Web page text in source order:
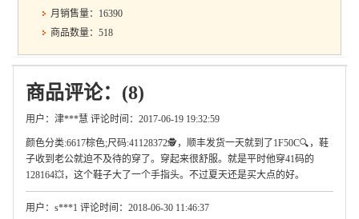
月销售量：16390
商品数量：518
商品评论：(8)
用户：津***慧 评论时间：2017-06-19 19:32:59
颜色分类:6617棕色;尺码:41128372🕵，顺丰发货一天就到了1F50C🔍，鞋
子收到老公就迫不及待的穿了。穿起来很舒服。就是平时他穿41码的
128164💥，这个鞋子大了一个手指头。不过夏天还是买大点的好。
用户：s***1 评论时间：2018-06-30 11:46:37